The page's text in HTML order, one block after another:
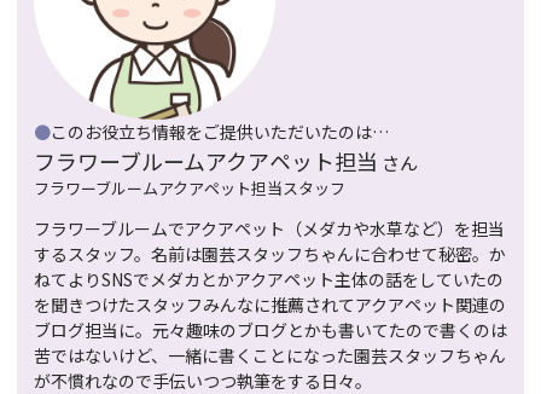
●このお役立ち情報をご提供いただいたのは…
フラワーブルームアクアペット担当 さん
フラワーブルームアクアペット担当スタッフ
フラワーブルームでアクアペット（メダカや水草など）を担当
するスタッフ。名前は園芸スタッフちゃんに合わせて秘密。か
ねてよりSNSでメダカとかアクアペット主体の話をしていたの
を聞きつけたスタッフみんなに推薦されてアクアペット関連の
ブログ担当に。元々趣味のブログとかも書いてたので書くのは
苦ではないけど、一緒に書くことになった園芸スタッフちゃん
が不慣れなので手伝いつつ執筆をする日々。